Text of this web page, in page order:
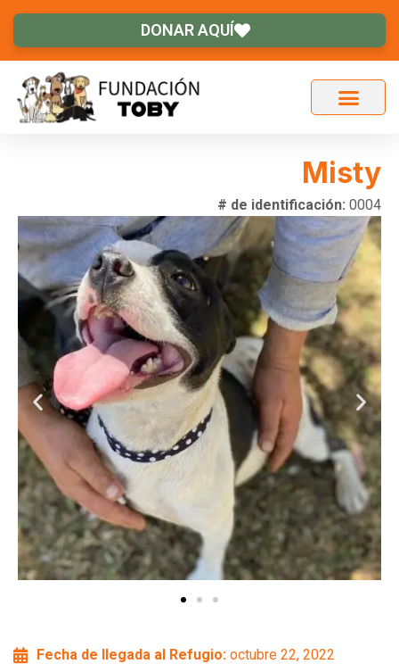
DONAR AQUÍ
Misty
# de identificación: 0004
Fecha de llegada al Refugio: octubre 22, 2022